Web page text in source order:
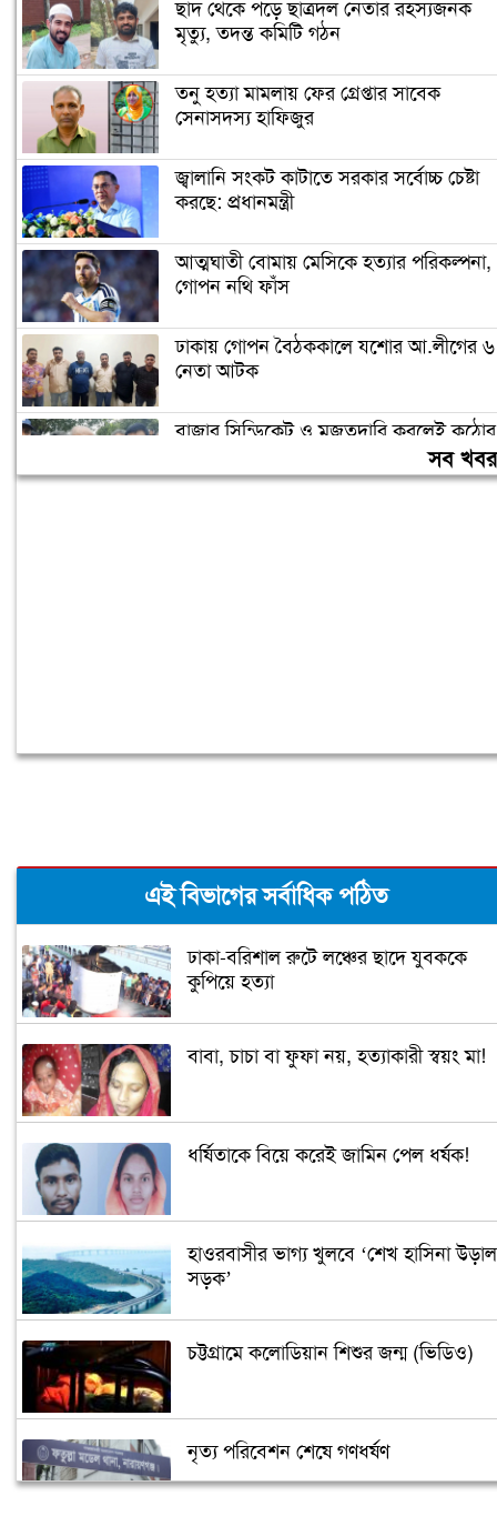
ছাদ থেকে পড়ে ছাত্রদল নেতার রহস্যজনক
মৃত‍্যু, তদন্ত কমিটি গঠন
তনু হত্যা মামলায় ফের গ্রেপ্তার সাবেক
সেনাসদস্য হাফিজুর
জ্বালানি সংকট কাটাতে সরকার সর্বোচ্চ চেষ্টা
করছে: প্রধানমন্ত্রী
আত্মঘাতী বোমায় মেসিকে হত্যার পরিকল্পনা,
গোপন নথি ফাঁস
ঢাকায় গোপন বৈঠককালে যশোর আ.লীগের ৬
নেতা আটক
বাজার সিন্ডিকেট ও মজুতদারি করলেই কঠোর
সব
এই বিভাগের সর্বাধিক পঠিত
ঢাকা-বরিশাল রুটে লঞ্চের ছাদে যুবককে
কুপিয়ে হত্যা
বাবা, চাচা বা ফুফা নয়, হত্যাকারী স্বয়ং মা!
ধর্ষিতাকে বিয়ে করেই জামিন পেল ধর্ষক!
হাওরবাসীর ভাগ্য খুলবে ‘শেখ হাসিনা উড়াল
সড়ক’
চট্টগ্রামে কলোডিয়ান শিশুর জন্ম (ভিডিও)
নৃত্য পরিবেশন শেষে গণধর্ষণ